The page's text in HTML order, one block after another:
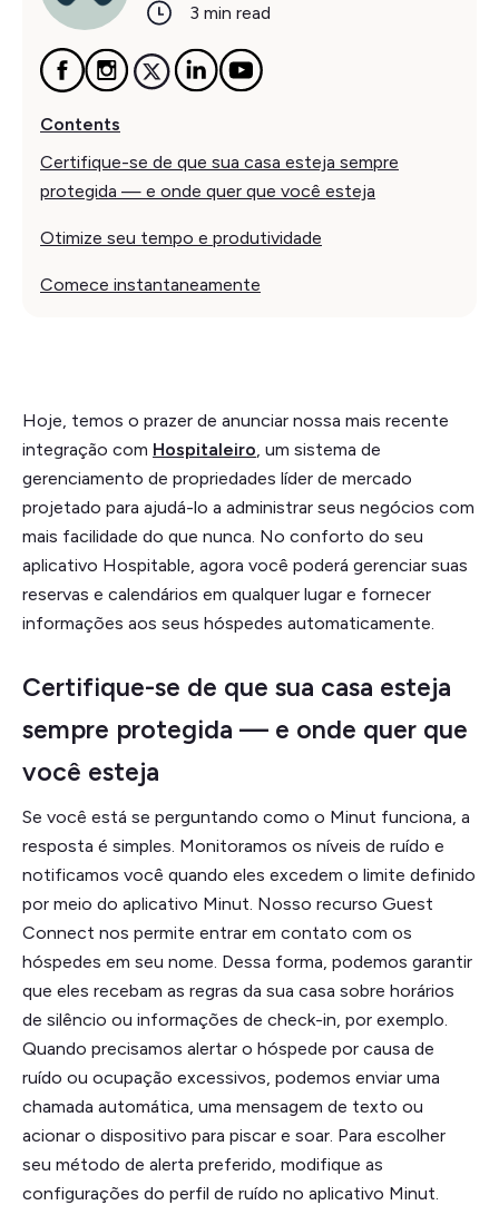
3 min read
Contents
Certifique-se de que sua casa esteja sempre
protegida — e onde quer que você esteja
Otimize seu tempo e produtividade
Comece instantaneamente
Hoje, temos o prazer de anunciar nossa mais recente
integração com Hospitaleiro , um sistema de
gerenciamento de propriedades líder de mercado
projetado para ajudá-lo a administrar seus negócios com
mais facilidade do que nunca. No conforto do seu
aplicativo Hospitable, agora você poderá gerenciar suas
reservas e calendários em qualquer lugar e fornecer
informações aos seus hóspedes automaticamente.
Certifique-se de que sua casa esteja
sempre protegida — e onde quer que
você esteja
Se você está se perguntando como o Minut funciona, a
resposta é simples. Monitoramos os níveis de ruído e
notificamos você quando eles excedem o limite definido
por meio do aplicativo Minut. Nosso recurso Guest
Connect nos permite entrar em contato com os
hóspedes em seu nome. Dessa forma, podemos garantir
que eles recebam as regras da sua casa sobre horários
de silêncio ou informações de check-in, por exemplo.
Quando precisamos alertar o hóspede por causa de
ruído ou ocupação excessivos, podemos enviar uma
chamada automática, uma mensagem de texto ou
acionar o dispositivo para piscar e soar. Para escolher
seu método de alerta preferido, modifique as
configurações do perfil de ruído no aplicativo Minut.